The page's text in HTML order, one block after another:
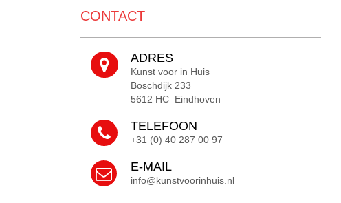
CONTACT
ADRES
Kunst voor in Huis
Boschdijk 233
5612 HC Eindhoven
TELEFOON
+31 (0) 40 287 00 97
E-MAIL
info@kunstvoorinhuis.nl